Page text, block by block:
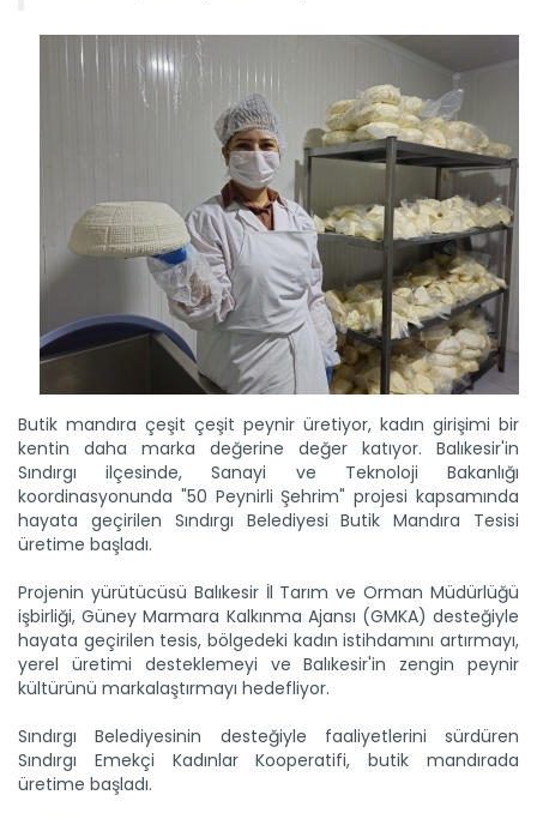
Butik mandıra çeşit çeşit peynir üretiyor, kadın girişimi bir
kentin daha marka değerine değer katıyor. Balıkesir'in
Sındırgı ilçesinde, Sanayi ve Teknoloji Bakanlığı
koordinasyonunda "50 Peynirli Şehrim" projesi kapsamında
hayata geçirilen Sındırgı Belediyesi Butik Mandıra Tesisi
üretime başladı.
Projenin yürütücüsü Balıkesir İl Tarım ve Orman Müdürlüğü
işbirliği, Güney Marmara Kalkınma Ajansı (GMKA) desteğiyle
hayata geçirilen tesis, bölgedeki kadın istihdamını artırmayı,
yerel üretimi desteklemeyi ve Balıkesir'in zengin peynir
kültürünü markalaştırmayı hedefliyor.
Sındırgı Belediyesinin desteğiyle faaliyetlerini sürdüren
Sındırgı Emekçi Kadınlar Kooperatifi, butik mandırada
üretime başladı.
Taşköprü sarımsağı...
Taşköprü Belediyesince bu yıl 36'ncısı düzenlenen
Uluslararası...